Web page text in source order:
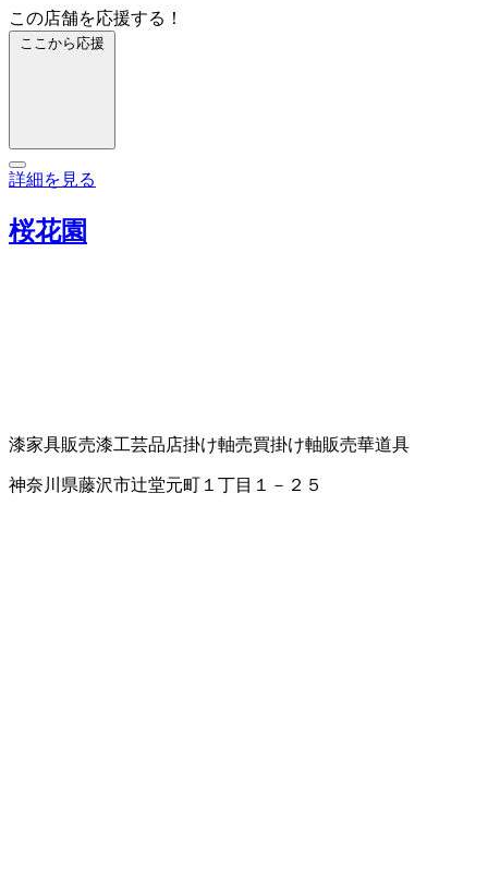
この店舗を応援する！
ここから応援
詳細を見る
桜花園
漆家具販売漆工芸品店掛け軸売買掛け軸販売華道具
神奈川県藤沢市辻堂元町１丁目１－２５